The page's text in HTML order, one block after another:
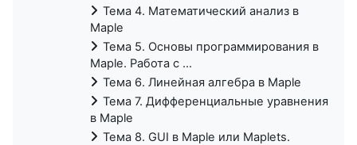
Тема 4. Математический анализ в
Maple
Тема 5. Основы программирования в
Maple. Работа с ...
Тема 6. Линейная алгебра в Maple
Тема 7. Дифференциальные уравнения
в Maple
Тема 8. GUI в Maple или Maplets.